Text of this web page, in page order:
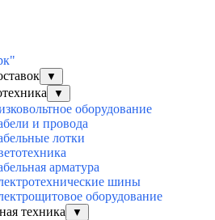
▼
▼
оборудование
и провода
лотки
арматура
шины
оборудование
техника
▼